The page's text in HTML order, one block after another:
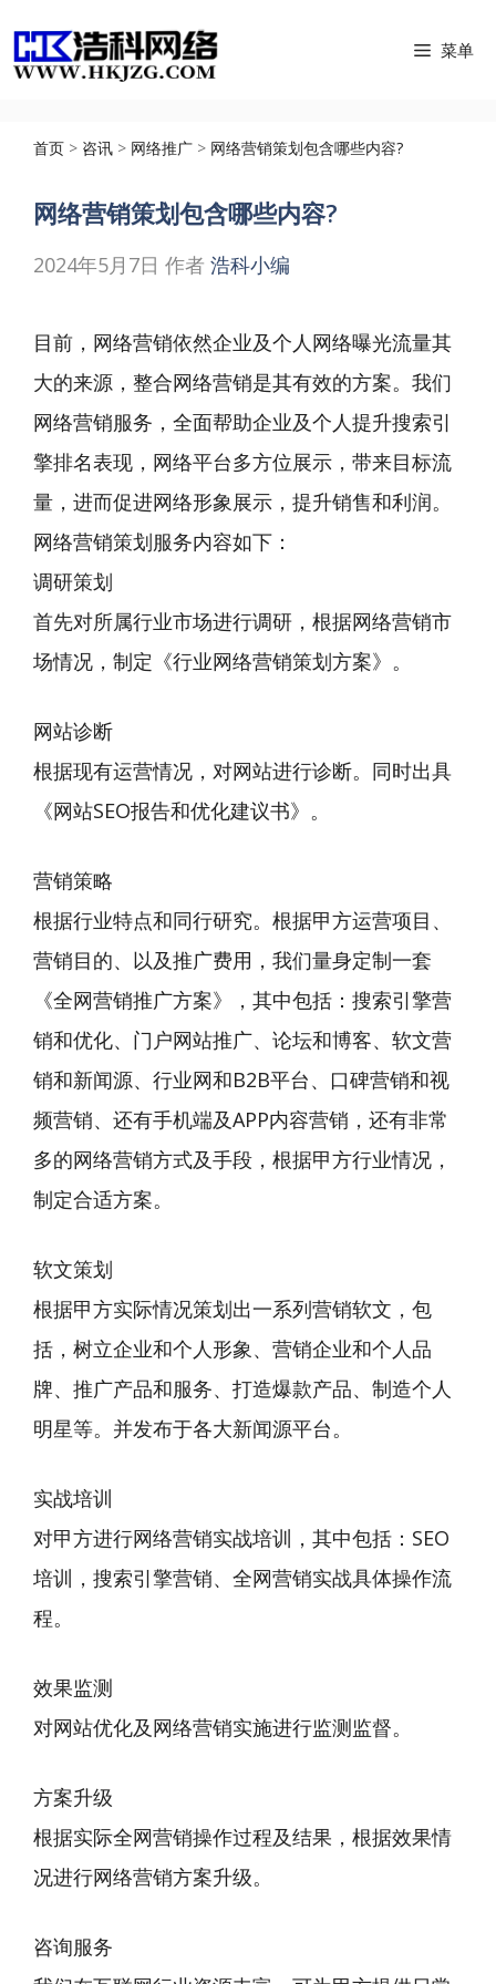
至
菜单
首页 > 咨讯 > 网络推广 > 网络营销策划包含哪些内容?
网络营销策划包含哪些内容?
2024年5月7日 作者 浩科小编
目前，网络营销依然企业及个人网络曝光流量其
大的来源，整合网络营销是其有效的方案。我们
网络营销服务，全面帮助企业及个人提升搜索引
擎排名表现，网络平台多方位展示，带来目标流
量，进而促进网络形象展示，提升销售和利润。
网络营销策划服务内容如下：
调研策划
首先对所属行业市场进行调研，根据网络营销市
场情况，制定《行业网络营销策划方案》。
网站诊断
根据现有运营情况，对网站进行诊断。同时出具
《网站SEO报告和优化建议书》。
营销策略
根据行业特点和同行研究。根据甲方运营项目、
营销目的、以及推广费用，我们量身定制一套
《全网营销推广方案》，其中包括：搜索引擎营
销和优化、门户网站推广、论坛和博客、软文营
销和新闻源、行业网和B2B平台、口碑营销和视
频营销、还有手机端及APP内容营销，还有非常
多的网络营销方式及手段，根据甲方行业情况，
制定合适方案。
软文策划
根据甲方实际情况策划出一系列营销软文，包
括，树立企业和个人形象、营销企业和个人品
牌、推广产品和服务、打造爆款产品、制造个人
明星等。并发布于各大新闻源平台。
实战培训
对甲方进行网络营销实战培训，其中包括：SEO
培训，搜索引擎营销、全网营销实战具体操作流
程。
效果监测
对网站优化及网络营销实施进行监测监督。
方案升级
根据实际全网营销操作过程及结果，根据效果情
况进行网络营销方案升级。
咨询服务